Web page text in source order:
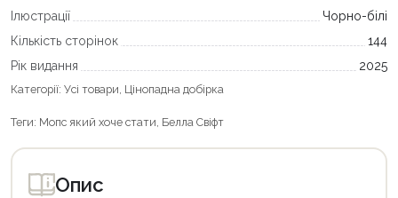
Ілюстрації
Чорно-білі
Кількість сторінок
144
Рік видання
2025
Категорії: Усі товари, Цінопадна добірка
Теги: Мопс який хоче стати, Белла Свіфт
Опис